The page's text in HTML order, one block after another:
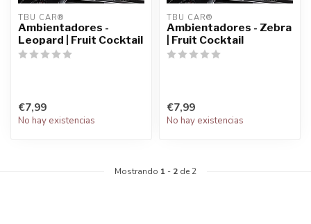
TBU CAR®
Ambientadores -
Leopard | Fruit Cocktail
€7,99
No hay existencias
TBU CAR®
Ambientadores - Zebra
| Fruit Cocktail
€7,99
No hay existencias
Mostrando 1 - 2 de 2